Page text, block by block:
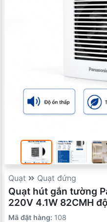
Quạt Quạt đứng
Quạt hút gắn tường
220V 4.1W 82CMH
Mã đặt hàng: 108